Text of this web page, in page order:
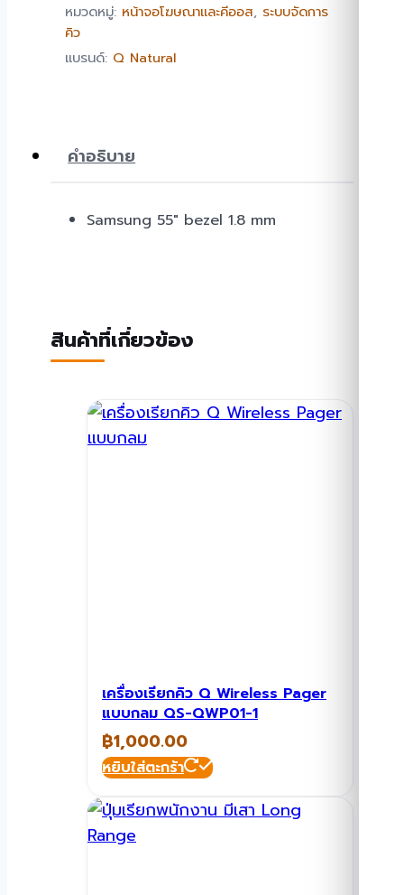
หมวดหมู่: หน้าจอโฆษณาและคีออส, ระบบจัดการ
คิว
แบรนด์: Q Natural
คำอธิบาย
Samsung 55″ bezel 1.8 mm
สินค้าที่เกี่ยวข้อง
เครื่องเรียกคิว Q Wireless Pager
แบบกลม QS-QWP01-1
฿1,000.00
หยิบใส่ตะกร้า